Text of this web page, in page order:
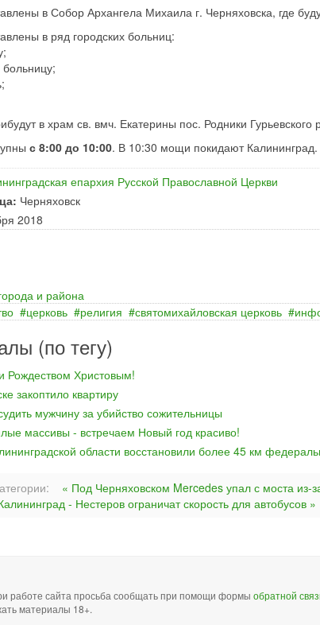
в Собор Архангела Михаила г. Черняховска, где
в ряд городских больниц:
в храм св. вмч. Екатерины пос. Родники Гурьевского
с 8:00 до 10:00. В 10:30 мощи покидают Калининград.
епархия Русской Православной Церкви
Черняховск
2018
и района
церковь религия святомихайловская церковь
(по тегу)
Христовым!
закоптило квартиру
мужчину за убийство сожительницы
массивы - встречаем Новый год красиво!
области восстановили более 45 км
« Под Черняховском Mercedes упал с моста из-
- Нестеров ограничат скорость для автобусов »
работе сайта просьба сообщать при помощи формы обратной
материалы 18+.